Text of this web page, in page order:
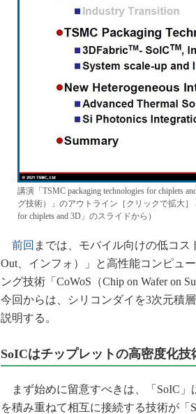
講演「TSMC packaging technologies for chiplets
グ技術）」のアウトライン［クリックで拡大］
for chiplets and 3D」のスライドから）
前回 までは、モバイル向けの低コス
Out、インフォ）」と高性能コンピュ
ング技術「CoWoS（Chip on Wafer on
今回からは、シリコンダイを3次元積層
説明する。
SoICはチップレットの高密度化技
まず始めに留意すべきは、「SoIC」
を積み重ねて相互に接続する技術が「